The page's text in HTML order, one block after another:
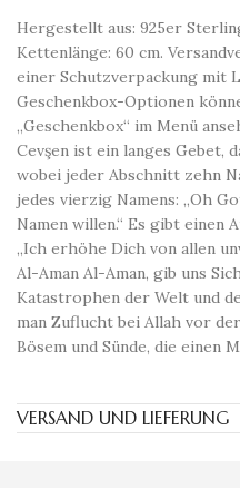
Hergestellt aus: 925er
Kettenlänge: 60 cm.
einer Schutzverpackung mit
Geschenkbox-Optionen
„Geschenkbox“ im Menü
Cevşen ist ein langes Gebet,
wobei jeder Abschnitt zehn
jedes vierzig Namens: „Oh
Namen willen.“ Es gibt einen
„Ich erhöhe Dich von allen
Al-Aman Al-Aman, gib uns
Katastrophen der Welt und
man Zuflucht bei Allah vor
Bösem und Sünde, die einen
VERSAND UND LIEFERUNG